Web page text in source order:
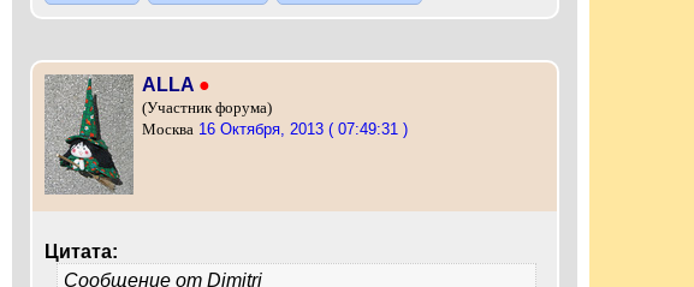
ALLA ●
(Участник форума)
Москва 16 Октября, 2013 ( 07:49:31 )
Цитата:
Сообщение от Dimitri